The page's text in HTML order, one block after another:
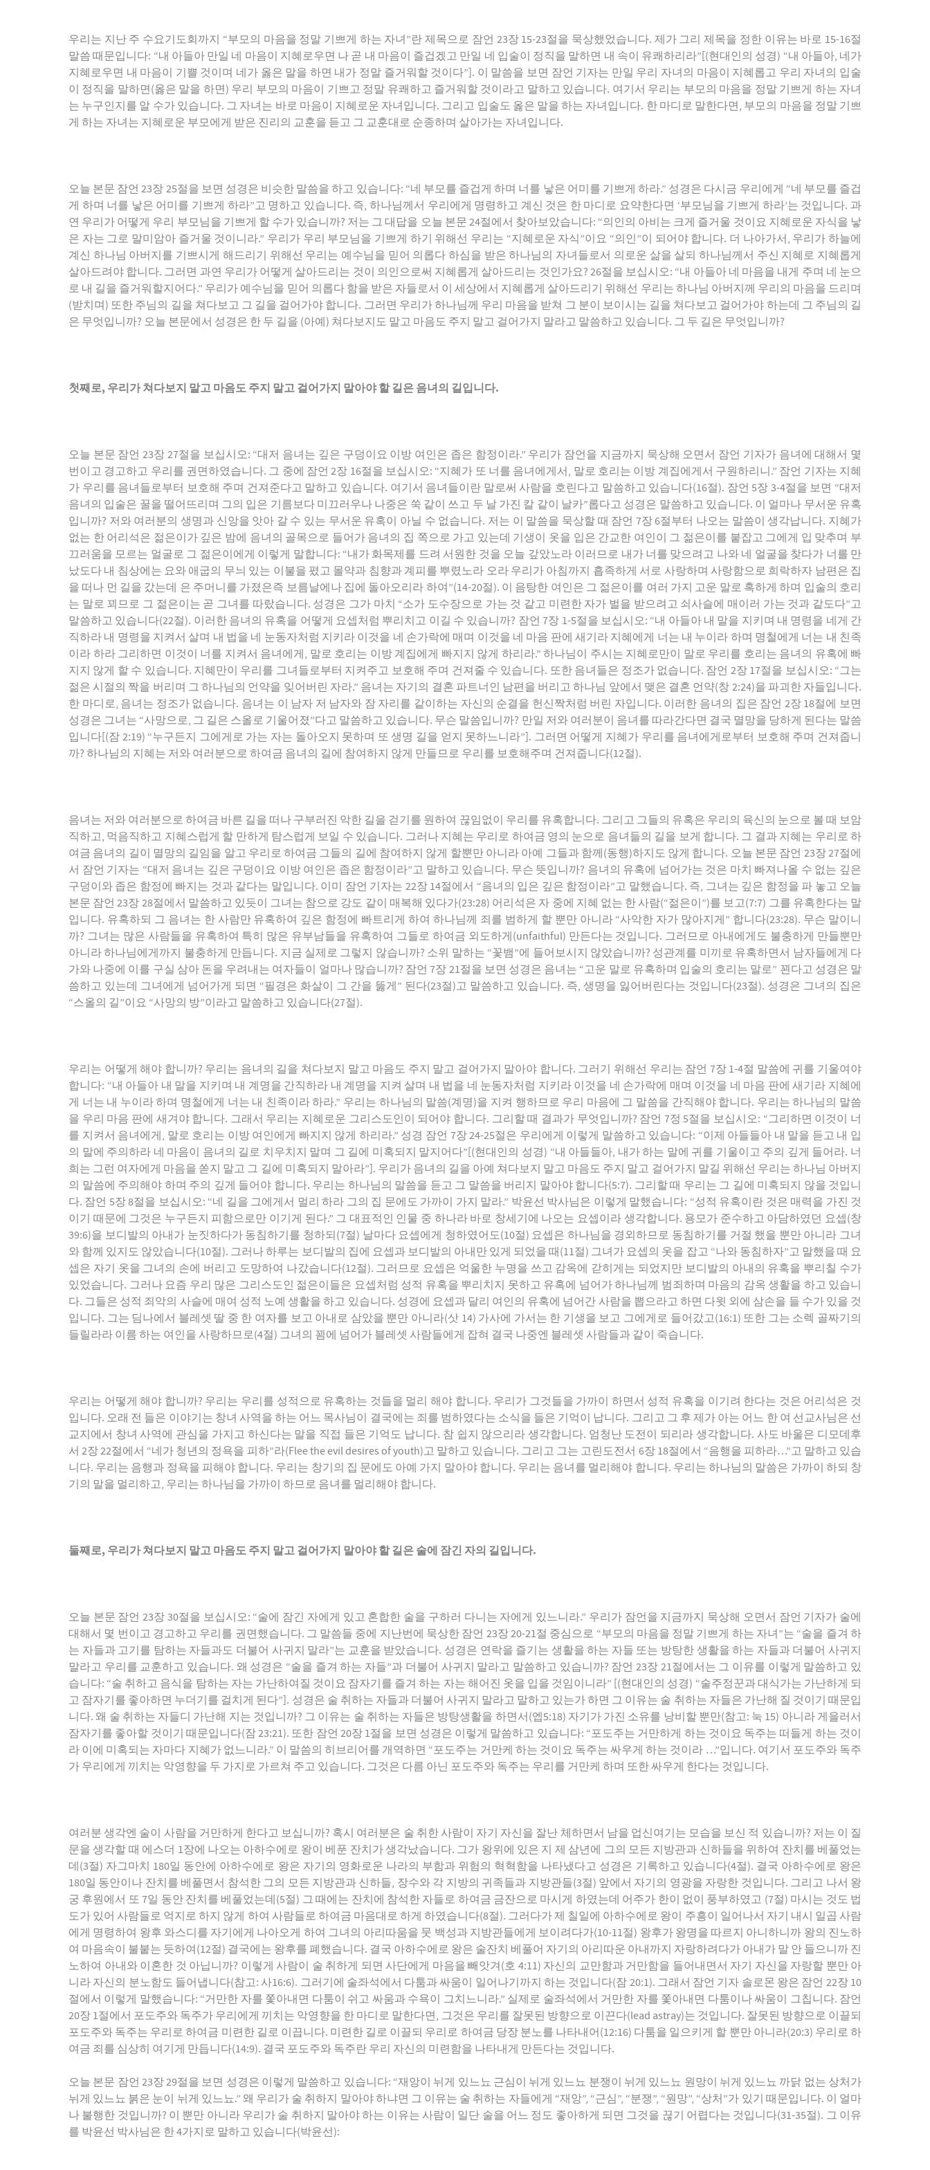
우리는 지난 주 수요기도회까지 “부모의 마음을 정말 기쁘게 하는 자녀”란 제목으로 잠언 23장 15-23절을 묵상했었습니다. 제가 그리 제목을 정한 이유는 바로 15-16절
말씀 때문입니다: “내 아들아 만일 네 마음이 지혜로우면 나 곧 내 마음이 즐겁겠고 만일 네 입술이 정직을 말하면 내 속이 유쾌하리라”[(현대인의 성경) “내 아들아, 네가
지혜로우면 내 마음이 기쁠 것이며 네가 옳은 말을 하면 내가 정말 즐거워할 것이다”]. 이 말씀을 보면 잠언 기자는 만일 우리 자녀의 마음이 지혜롭고 우리 자녀의 입술
이 정직을 말하면(옳은 말을 하면) 우리 부모의 마음이 기쁘고 정말 유쾌하고 즐거워할 것이라고 말하고 있습니다. 여기서 우리는 부모의 마음을 정말 기쁘게 하는 자녀
는 누구인지를 알 수가 있습니다. 그 자녀는 바로 마음이 지혜로운 자녀입니다. 그리고 입술도 옳은 말을 하는 자녀입니다. 한 마디로 말한다면, 부모의 마음을 정말 기쁘
게 하는 자녀는 지혜로운 부모에게 받은 진리의 교훈을 듣고 그 교훈대로 순종하며 살아가는 자녀입니다.
오늘 본문 잠언 23장 25절을 보면 성경은 비슷한 말씀을 하고 있습니다: “네 부모를 즐겁게 하며 너를 낳은 어미를 기쁘게 하라.” 성경은 다시금 우리에게 “네 부모를 즐겁
게 하며 너를 낳은 어미를 기쁘게 하라”고 명하고 있습니다. 즉, 하나님께서 우리에게 명령하고 계신 것은 한 마디로 요약한다면 ‘부모님을 기쁘게 하라’는 것입니다. 과
연 우리가 어떻게 우리 부모님을 기쁘게 할 수가 있습니까? 저는 그 대답을 오늘 본문 24절에서 찾아보았습니다: “의인의 아비는 크게 즐거울 것이요 지혜로운 자식을 낳
은 자는 그로 말미암아 즐거울 것이니라.” 우리가 우리 부모님을 기쁘게 하기 위해선 우리는 “지혜로운 자식”이요 “의인”이 되어야 합니다. 더 나아가서, 우리가 하늘에
계신 하나님 아버지를 기쁘시게 해드리기 위해선 우리는 예수님을 믿어 의롭다 하심을 받은 하나님의 자녀들로서 의로운 삶을 살되 하나님께서 주신 지혜로 지혜롭게
살아드려야 합니다. 그러면 과연 우리가 어떻게 살아드리는 것이 의인으로써 지혜롭게 살아드리는 것인가요? 26절을 보십시오: “내 아들아 네 마음을 내게 주며 네 눈으
로 내 길을 즐거워할지어다.” 우리가 예수님을 믿어 의롭다 함을 받은 자들로서 이 세상에서 지혜롭게 살아드리기 위해선 우리는 하나님 아버지께 우리의 마음을 드리며
(받치며) 또한 주님의 길을 쳐다보고 그 길을 걸어가야 합니다. 그러면 우리가 하나님께 우리 마음을 받쳐 그 분이 보이시는 길을 쳐다보고 걸어가야 하는데 그 주님의 길
은 무엇입니까? 오늘 본문에서 성경은 한 두 길을 (아예) 쳐다보지도 말고 마음도 주지 말고 걸어가지 말라고 말씀하고 있습니다. 그 두 길은 무엇입니까?
첫째로, 우리가 쳐다보지 말고 마음도 주지 말고 걸어가지 말아야 할 길은 음녀의 길입니다.
오늘 본문 잠언 23장 27절을 보십시오: “대저 음녀는 깊은 구덩이요 이방 여인은 좁은 함정이라.” 우리가 잠언을 지금까지 묵상해 오면서 잠언 기자가 음녀에 대해서 몇
번이고 경고하고 우리를 권면하였습니다. 그 중에 잠언 2장 16절을 보십시오: “지혜가 또 너를 음녀에게서, 말로 호리는 이방 계집에게서 구원하리니.” 잠언 기자는 지혜
가 우리를 음녀들로부터 보호해 주며 건져준다고 말하고 있습니다. 여기서 음녀들이란 말로써 사람을 호린다고 말씀하고 있습니다(16절). 잠언 5장 3-4절을 보면 “대저
음녀의 입술은 꿀을 떨어뜨리며 그의 입은 기름보다 미끄러우나 나중은 쑥 같이 쓰고 두 날 가진 칼 같이 날카”롭다고 성경은 말씀하고 있습니다. 이 얼마나 무서운 유혹
입니까? 저와 여러분의 생명과 신앙을 앗아 갈 수 있는 무서운 유혹이 아닐 수 없습니다. 저는 이 말씀을 묵상할 때 잠언 7장 6절부터 나오는 말씀이 생각납니다. 지혜가
없는 한 어리석은 젊은이가 깊은 밤에 음녀의 골목으로 들어가 음녀의 집 쪽으로 가고 있는데 기생이 옷을 입은 간교한 여인이 그 젊은이를 붙잡고 그에게 입 맞추며 부
끄러움을 모르는 얼굴로 그 젊은이에게 이렇게 말합니다: “내가 화목제를 드려 서원한 것을 오늘 갚았노라 이러므로 내가 너를 맞으려고 나와 네 얼굴을 찾다가 너를 만
났도다 내 침상에는 요와 애굽의 무늬 있는 이불을 폈고 몰약과 침향과 계피를 뿌렸노라 오라 우리가 아침까지 흡족하게 서로 사랑하며 사랑함으로 희락하자 남편은 집
을 떠나 먼 길을 갔는데 은 주머니를 가졌은즉 보름날에나 집에 돌아오리라 하여”(14-20절). 이 음탕한 여인은 그 젊은이를 여러 가지 고운 말로 혹하게 하며 입술의 호리
는 말로 꾀므로 그 젊은이는 곧 그녀를 따랐습니다. 성경은 그가 마치 “소가 도수장으로 가는 것 같고 미련한 자가 벌을 받으려고 쇠사슬에 매이러 가는 것과 같도다”고
말씀하고 있습니다(22절). 이러한 음녀의 유혹을 어떻게 요셉처럼 뿌리치고 이길 수 있습니까? 잠언 7장 1-5절을 보십시오: “내 아들아 내 말을 지키며 내 명령을 네게 간
직하라 내 명령을 지켜서 살며 내 법을 네 눈동자처럼 지키라 이것을 네 손가락에 매며 이것을 네 마음 판에 새기라 지혜에게 너는 내 누이라 하며 명철에게 너는 내 친족
이라 하라 그리하면 이것이 너를 지켜서 음녀에게, 말로 호리는 이방 계집에게 빠지지 않게 하리라.” 하나님이 주시는 지혜로만이 말로 우리를 호리는 음녀의 유혹에 빠
지지 않게 할 수 있습니다. 지혜만이 우리를 그녀들로부터 지켜주고 보호해 주며 건져줄 수 있습니다. 또한 음녀들은 정조가 없습니다. 잠언 2장 17절을 보십시오: “그는
젊은 시절의 짝을 버리며 그 하나님의 언약을 잊어버린 자라.” 음녀는 자기의 결혼 파트너인 남편을 버리고 하나님 앞에서 맺은 결혼 언약(창 2:24)을 파괴한 자들입니다.
한 마디로, 음녀는 정조가 없습니다. 음녀는 이 남자 저 남자와 잠 자리를 같이하는 자신의 순결을 헌신짝처럼 버린 자입니다. 이러한 음녀의 집은 잠언 2장 18절에 보면
성경은 그녀는 “사망으로, 그 길은 스올로 기울어졌”다고 말씀하고 있습니다. 무슨 말씀입니까? 만일 저와 여러분이 음녀를 따라간다면 결국 멸망을 당하게 된다는 말씀
입니다[(잠 2:19) “누구든지 그에게로 가는 자는 돌아오지 못하며 또 생명 길을 얻지 못하느니라”]. 그러면 어떻게 지혜가 우리를 음녀에게로부터 보호해 주며 건져줍니
까? 하나님의 지혜는 저와 여러분으로 하여금 음녀의 길에 참여하지 않게 만들므로 우리를 보호해주며 건져줍니다(12절).
음녀는 저와 여러분으로 하여금 바른 길을 떠나 구부러진 악한 길을 걷기를 원하여 끊임없이 우리를 유혹합니다. 그리고 그들의 유혹은 우리의 육신의 눈으로 볼 때 보암
직하고, 먹음직하고 지혜스럽게 할 만하게 탐스럽게 보일 수 있습니다. 그러나 지혜는 우리로 하여금 영의 눈으로 음녀들의 길을 보게 합니다. 그 결과 지혜는 우리로 하
여금 음녀의 길이 멸망의 길임을 알고 우리로 하여금 그들의 길에 참여하지 않게 할뿐만 아니라 아예 그들과 함께(동행)하지도 않게 합니다. 오늘 본문 잠언 23장 27절에
서 잠언 기자는 “대저 음녀는 깊은 구덩이요 이방 여인은 좁은 함정이라”고 말하고 있습니다. 무슨 뜻입니까? 음녀의 유혹에 넘어가는 것은 마치 빠져나올 수 없는 깊은
구덩이와 좁은 함정에 빠지는 것과 같다는 말입니다. 이미 잠언 기자는 22장 14절에서 “음녀의 입은 깊은 함정이라”고 말했습니다. 즉, 그녀는 깊은 함정을 파 놓고 오늘
본문 잠언 23장 28절에서 말씀하고 있듯이 그녀는 참으로 강도 같이 매복해 있다가(23:28) 어리석은 자 중에 지혜 없는 한 사람(“젊은이”)를 보고(7:7) 그를 유혹한다는 말
입니다. 유혹하되 그 음녀는 한 사람만 유혹하여 깊은 함정에 빠트리게 하여 하나님께 죄를 범하게 할 뿐만 아니라 “사악한 자가 많아지게” 합니다(23:28). 무슨 말이니
까? 그녀는 많은 사람들을 유혹하여 특히 많은 유부남들을 유혹하여 그들로 하여금 외도하게(unfaithful) 만든다는 것입니다. 그러므로 아내에게도 불충하게 만들뿐만
아니라 하나님에게까지 불충하게 만듭니다. 지금 실제로 그렇지 않습니까? 소위 말하는 “꽃뱀”에 들어보시지 않았습니까? 성관계를 미끼로 유혹하면서 남자들에게 다
가와 나중에 이를 구실 삼아 돈을 우려내는 여자들이 얼마나 많습니까? 잠언 7장 21절을 보면 성경은 음녀는 “고운 말로 유혹하며 입술의 호리는 말로” 꾄다고 성경은 말
씀하고 있는데 그녀에게 넘어가게 되면 “필경은 화살이 그 간을 뚫게” 된다(23절)고 말씀하고 있습니다. 즉, 생명을 잃어버린다는 것입니다(23절). 성경은 그녀의 집은
“스올의 길”이요 “사망의 방”이라고 말씀하고 있습니다(27절).
우리는 어떻게 해야 합니까? 우리는 음녀의 길을 쳐다보지 말고 마음도 주지 말고 걸어가지 말아야 합니다. 그러기 위해선 우리는 잠언 7장 1-4절 말씀에 귀를 기울여야
합니다: “내 아들아 내 말을 지키며 내 계명을 간직하라 내 계명을 지켜 살며 내 법을 네 눈동자처럼 지키라 이것을 네 손가락에 매며 이것을 네 마음 판에 새기라 지혜에
게 너는 내 누이라 하며 명철에게 너는 내 친족이라 하라.” 우리는 하나님의 말씀(계명)을 지켜 행하므로 우리 마음에 그 말씀을 간직해야 합니다. 우리는 하나님의 말씀
을 우리 마음 판에 새겨야 합니다. 그래서 우리는 지혜로운 그리스도인이 되어야 합니다. 그리할 때 결과가 무엇입니까? 잠언 7정 5절을 보십시오: “그리하면 이것이 너
를 지켜서 음녀에게, 말로 호리는 이방 여인에게 빠지지 않게 하리라.” 성경 잠언 7장 24-25절은 우리에게 이렇게 말씀하고 있습니다: “이제 아들들아 내 말을 듣고 내 입
의 말에 주의하라 네 마음이 음녀의 길로 치우치지 말며 그 길에 미혹되지 말지어다”[(현대인의 성경) “내 아들들아, 내가 하는 말에 귀를 기울이고 주의 깊게 들어라. 너
희는 그런 여자에게 마음을 쏟지 말고 그 길에 미혹되지 말아라”]. 우리가 음녀의 길을 아예 쳐다보지 말고 마음도 주지 말고 걸어가지 말길 위해선 우리는 하나님 아버지
의 말씀에 주의해야 하며 주의 깊게 들어야 합니다. 우리는 하나님의 말씀을 듣고 그 말씀을 버리지 말아야 합니다(5:7). 그리할 때 우리는 그 길에 미혹되지 않을 것입니
다. 잠언 5장 8절을 보십시오: “네 길을 그에게서 멀리 하라 그의 집 문에도 가까이 가지 말라.” 박윤선 박사님은 이렇게 말했습니다: “성적 유혹이란 것은 매력을 가진 것
이기 때문에 그것은 누구든지 피함으로만 이기게 된다.” 그 대표적인 인물 중 하나라 바로 창세기에 나오는 요셉이라 생각합니다. 용모가 준수하고 아담하였던 요셉(창
39:6)을 보디발의 아내가 눈짓하다가 동침하기를 청하되(7절) 날마다 요셉에게 청하였어도(10절) 요셉은 하나님을 경외하므로 동침하기를 거절 했을 뿐만 아니라 그녀
와 함께 있지도 않았습니다(10절). 그러나 하루는 보디발의 집에 요셉과 보디발의 아내만 있게 되었을 때(11절) 그녀가 요셉의 옷을 잡고 “나와 동침하자”고 말했을 때 요
셉은 자기 옷을 그녀의 손에 버리고 도망하여 나갔습니다(12절). 그러므로 요셉은 억울한 누명을 쓰고 감옥에 갇히게는 되었지만 보디발의 아내의 유혹을 뿌리칠 수가
있었습니다. 그러나 요즘 우리 많은 그리스도인 젊은이들은 요셉처럼 성적 유혹을 뿌리치지 못하고 유혹에 넘어가 하나님께 범죄하며 마음의 감옥 생활을 하고 있습니
다. 그들은 성적 죄악의 사슬에 매여 성적 노예 생활을 하고 있습니다. 성경에 요셉과 달리 여인의 유혹에 넘어간 사람을 뽑으라고 하면 다윗 외에 삼손을 들 수가 있을 것
입니다. 그는 딤나에서 블레셋 딸 중 한 여자를 보고 아내로 삼았을 뿐만 아니라(삿 14) 가사에 가서는 한 기생을 보고 그에게로 들어갔고(16:1) 또한 그는 소렉 골짜기의
들릴라라 이름 하는 여인을 사랑하므로(4절) 그녀의 꾐에 넘어가 블레셋 사람들에게 잡혀 결국 나중엔 블레셋 사람들과 같이 죽습니다.
우리는 어떻게 해야 합니까? 우리는 우리를 성적으로 유혹하는 것들을 멀리 해야 합니다. 우리가 그것들을 가까이 하면서 성적 유혹을 이기려 한다는 것은 어리석은 것
입니다. 오래 전 들은 이야기는 창녀 사역을 하는 어느 목사님이 결국에는 죄를 범하였다는 소식을 들은 기억이 납니다. 그리고 그 후 제가 아는 어느 한 여 선교사님은 선
교지에서 창녀 사역에 관심을 가지고 하신다는 말을 직접 들은 기억도 납니다. 참 쉽지 않으리라 생각합니다. 엄청난 도전이 되리라 생각합니다. 사도 바울은 디모데후
서 2장 22절에서 “네가 청년의 정욕을 피하”라(Flee the evil desires of youth)고 말하고 있습니다. 그리고 그는 고린도전서 6장 18절에서 “음행을 피하라…”고 말하고 있습
니다. 우리는 음행과 정욕을 피해야 합니다. 우리는 창기의 집 문에도 아예 가지 말아야 합니다. 우리는 음녀를 멀리해야 합니다. 우리는 하나님의 말씀은 가까이 하되 창
기의 말을 멀리하고, 우리는 하나님을 가까이 하므로 음녀를 멀리해야 합니다.
둘째로, 우리가 쳐다보지 말고 마음도 주지 말고 걸어가지 말아야 할 길은 술에 잠긴 자의 길입니다.
오늘 본문 잠언 23장 30절을 보십시오: “술에 잠긴 자에게 있고 혼합한 술을 구하러 다니는 자에게 있느니라.” 우리가 잠언을 지금까지 묵상해 오면서 잠언 기자가 술에
대해서 몇 번이고 경고하고 우리를 권면했습니다. 그 말씀들 중에 지난번에 묵상한 잠언 23장 20-21절 중심으로 “부모의 마음을 정말 기쁘게 하는 자녀”는 “술을 즐겨 하
는 자들과 고기를 탐하는 자들과도 더불어 사귀지 말라”는 교훈을 받았습니다. 성경은 연락을 즐기는 생활을 하는 자들 또는 방탕한 생활을 하는 자들과 더불어 사귀지
말라고 우리를 교훈하고 있습니다. 왜 성경은 “술을 즐겨 하는 자들”과 더불어 사귀지 말라고 말씀하고 있습니까? 잠언 23장 21절에서는 그 이유를 이렇게 말씀하고 있
습니다: “술 취하고 음식을 탐하는 자는 가난하여질 것이요 잠자기를 즐겨 하는 자는 해어진 옷을 입을 것임이니라” [(현대인의 성경) “술주정꾼과 대식가는 가난하게 되
고 잠자기를 좋아하면 누더기를 걸치게 된다”]. 성경은 술 취하는 자들과 더불어 사귀지 말라고 말하고 있는가 하면 그 이유는 술 취하는 자들은 가난해 질 것이기 때문입
니다. 왜 술 취하는 자들디 가난해 지는 것입니까? 그 이유는 술 취하는 자들은 방탕생활을 하면서(엡5:18) 자기가 가진 소유를 낭비할 뿐만(참고: 눅 15) 아니라 게을러서
잠자기를 좋아할 것이기 때문입니다(잠 23:21). 또한 잠언 20장 1절을 보면 성경은 이렇게 말씀하고 있습니다: “포도주는 거만하게 하는 것이요 독주는 떠들게 하는 것이
라 이에 미혹되는 자마다 지혜가 없느니라.” 이 말씀의 히브리어를 개역하면 “포도주는 거만케 하는 것이요 독주는 싸우게 하는 것이라 …”입니다. 여기서 포도주와 독주
가 우리에게 끼치는 악영향을 두 가지로 가르쳐 주고 있습니다. 그것은 다름 아닌 포도주와 독주는 우리를 거만케 하며 또한 싸우게 한다는 것입니다.
여러분 생각엔 술이 사람을 거만하게 한다고 보십니까? 혹시 여러분은 술 취한 사람이 자기 자신을 잘난 체하면서 남을 업신여기는 모습을 보신 적 있습니까? 저는 이 질
문을 생각할 때 에스더 1장에 나오는 아하수에로 왕이 베푼 잔치가 생각났습니다. 그가 왕위에 있은 지 제 삼년에 그의 모든 지방관과 신하들을 위하여 잔치를 베풀었는
데(3절) 자그마치 180일 동안에 아하수에로 왕은 자기의 영화로운 나라의 부함과 위험의 혁혁함을 나타냈다고 성경은 기록하고 있습니다(4절). 결국 아하수에로 왕은
180일 동안이나 잔치를 베풀면서 참석한 그의 모든 지방관과 신하들, 장수와 각 지방의 귀족들과 지방관들(3절) 앞에서 자기의 영광을 자랑한 것입니다. 그리고 나서 왕
궁 후원에서 또 7일 동안 잔치를 베풀었는데(5절) 그 때에는 잔치에 참석한 자들로 하여금 금잔으로 마시게 하였는데 어주가 한이 없이 풍부하였고 (7절) 마시는 것도 법
도가 있어 사람들로 억지로 하지 않게 하여 사람들로 하여금 마음대로 하게 하였습니다(8절). 그러다가 제 칠일에 아하수에로 왕이 주흥이 일어나서 자기 내시 일곱 사람
에게 명령하여 왕후 와스디를 자기에게 나아오게 하여 그녀의 아리따움을 뭇 백성과 지방관들에게 보이려다가(10-11절) 왕후가 왕명을 따르지 아니하니까 왕의 진노하
여 마음속이 불붙는 듯하여(12절) 결국에는 왕후를 폐했습니다. 결국 아하수에로 왕은 술잔치 베풀어 자기의 아리따운 아내까지 자랑하려다가 아내가 말 안 들으니까 진
노하여 아내와 이혼한 것 아닙니까? 이렇게 사람이 술 취하게 되면 사단에게 마음을 빼앗겨(호 4:11) 자신의 교만함과 거만함을 들어내면서 자기 자신을 자랑할 뿐만 아
니라 자신의 분노함도 들어냅니다(참고: 사16:6). 그러기에 술좌석에서 다툼과 싸움이 일어나기까지 하는 것입니다(잠 20:1). 그래서 잠언 기자 솔로몬 왕은 잠언 22장 10
절에서 이렇게 말했습니다: “거만한 자를 쫓아내면 다툼이 쉬고 싸움과 수욕이 그치느니라.” 실제로 술좌석에서 거만한 자를 쫓아내면 다툼이나 싸움이 그칩니다. 잠언
20장 1절에서 포도주와 독주가 우리에게 끼치는 악영향을 한 마디로 말한다면, 그것은 우리를 잘못된 방향으로 이끈다(lead astray)는 것입니다. 잘못된 방향으로 이끌되
포도주와 독주는 우리로 하여금 미련한 길로 이끕니다. 미련한 길로 이끌되 우리로 하여금 당장 분노를 나타내어(12:16) 다툼을 일으키게 할 뿐만 아니라(20:3) 우리로 하
여금 죄를 심상히 여기게 만듭니다(14:9). 결국 포도주와 독주란 우리 자신의 미련함을 나타내게 만든다는 것입니다.
오늘 본문 잠언 23장 29절을 보면 성경은 이렇게 말씀하고 있습니다: “재앙이 뉘게 있느뇨 근심이 뉘게 있느뇨 분쟁이 뉘게 있느뇨 원망이 뉘게 있느뇨 까닭 없는 상처가
뉘게 있느뇨 붉은 눈이 뉘게 있느뇨.” 왜 우리가 술 취하지 말아야 하냐면 그 이유는 술 취하는 자들에게 “재앙”, “근심”, “분쟁”, “원망”, “상처”가 있기 때문입니다. 이 얼마
나 불행한 것입니까? 이 뿐만 아니라 우리가 술 취하지 말아야 하는 이유는 사람이 일단 술을 어느 정도 좋아하게 되면 그것을 끊기 어렵다는 것입니다(31-35절). 그 이유
를 박윤선 박사님은 한 4가지로 말하고 있습니다(박윤선):